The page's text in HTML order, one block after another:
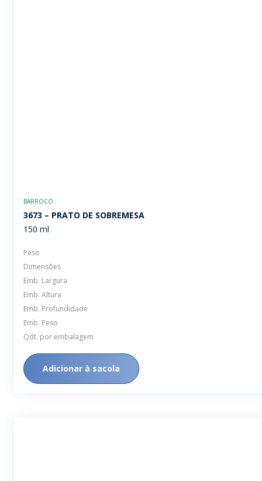
BARROCO
3673 – PRATO DE SOBREMESA
150 ml
Peso
Dimensões
Emb. Largura
Emb. Altura
Emb. Profundidade
Emb. Peso
Qdt. por embalagem
Adicionar à sacola